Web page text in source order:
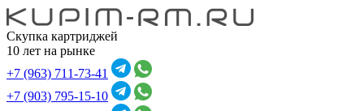
Скупка картриджей
10 лет на рынке
+7 (963) 711-73-41
+7 (903) 795-15-10